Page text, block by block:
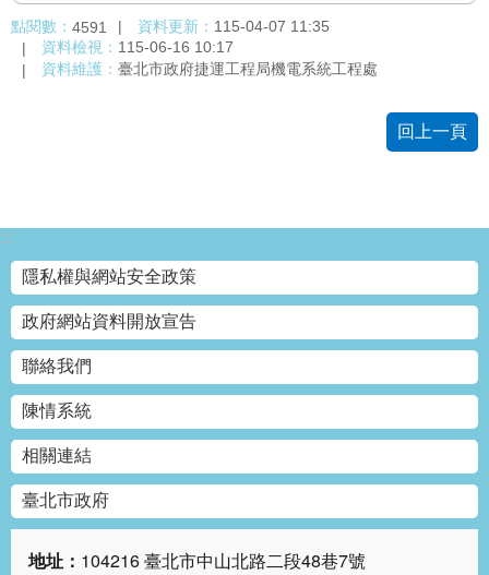
點閱數： 4591 資料更新： 115-04-07 11:35
資料檢視： 115-06-16 10:17
資料維護： 臺北市政府捷運工程局機電系統工程處
回上一頁
:::
隱私權與網站安全政策
政府網站資料開放宣告
聯絡我們
陳情系統
相關連結
臺北市政府
地址： 104216 臺北市中山北路二段48巷7號